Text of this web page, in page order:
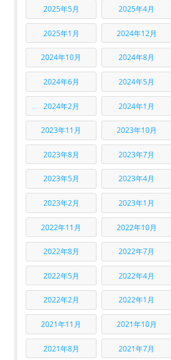
2025年5月 2025年4月
2025年1月 2024年12月
2024年10月 2024年8月
2024年6月 2024年5月
2024年2月 2024年1月
2023年11月 2023年10月
2023年8月 2023年7月
2023年5月 2023年4月
2023年2月 2023年1月
2022年11月 2022年10月
2022年8月 2022年7月
2022年5月 2022年4月
2022年2月 2022年1月
2021年11月 2021年10月
2021年8月 2021年7月